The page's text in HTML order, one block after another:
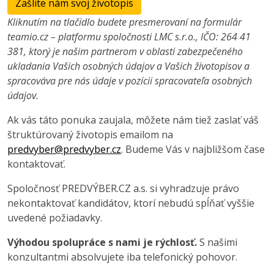
Zašlite nám svoj životopis
Kliknutím na tlačidlo budete presmerovaní na formulár
teamio.cz – platformu spoločnosti LMC s.r.o., IČO: 264 41
381, ktorý je našim partnerom v oblasti zabezpečeného
ukladania Vašich osobných údajov a Vašich životopisov a
spracováva pre nás údaje v pozícii spracovateľa osobných
údajov.
Ak vás táto ponuka zaujala, môžete nám tiež zaslať váš
štruktúrovaný životopis emailom na
predvyber@predvyber.cz. Budeme Vás v najbližšom čase
kontaktovať.
Spoločnosť PREDVÝBER.CZ a.s. si vyhradzuje právo
nekontaktovať kandidátov, ktorí nebudú spĺňať vyššie
uvedené požiadavky.
Výhodou spolupráce s nami je rýchlosť.S našimi
konzultantmi absolvujete iba telefonický pohovor.